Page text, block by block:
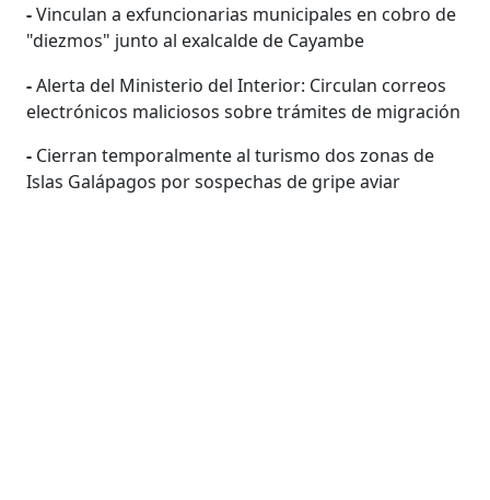
-Vinculan a exfuncionarias municipales en cobro de
"diezmos" junto al exalcalde de Cayambe
-Alerta del Ministerio del Interior: Circulan correos
electrónicos maliciosos sobre trámites de migración
- Cierran temporalmente al turismo dos zonas de
Islas Galápagos por sospechas de gripe aviar